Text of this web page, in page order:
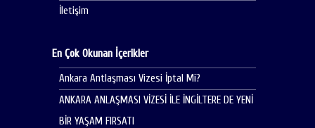
İletişim
En Çok Okunan İçerikler
Ankara Antlaşması Vizesi İptal Mi?
ANKARA ANLAŞMASI VİZESİ İLE İNGİLTERE DE YENİ
BİR YAŞAM FIRSATI